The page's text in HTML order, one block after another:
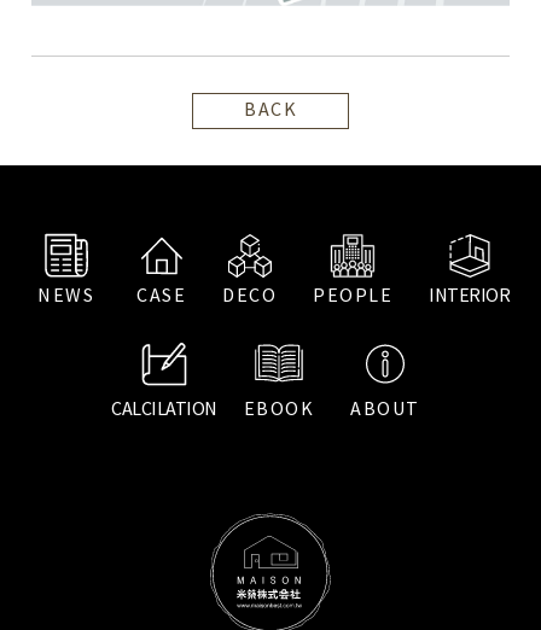
BACK
NEWS CASE DECO PEOPLE INTERIOR
CALCILATION EBOOK ABOUT